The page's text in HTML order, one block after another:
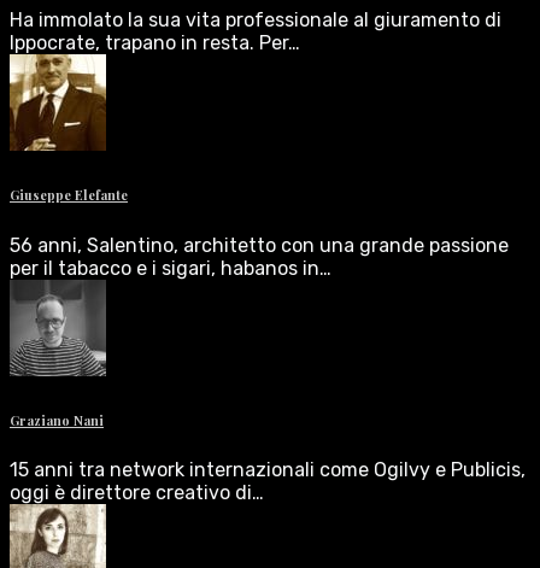
Ha immolato la sua vita professionale al giuramento di
Ippocrate, trapano in resta. Per…
Giuseppe Elefante
56 anni, Salentino, architetto con una grande passione
per il tabacco e i sigari, habanos in…
Graziano Nani
15 anni tra network internazionali come Ogilvy e Publicis,
oggi è direttore creativo di…